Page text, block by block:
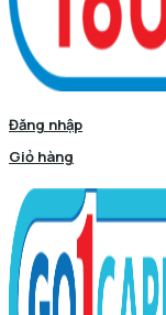
Đăng nhập
Giỏ hàng